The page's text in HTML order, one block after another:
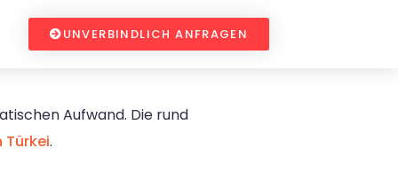
UNVERBINDLICH ANFRAGEN
Aufwand. Die rund
Türkei.